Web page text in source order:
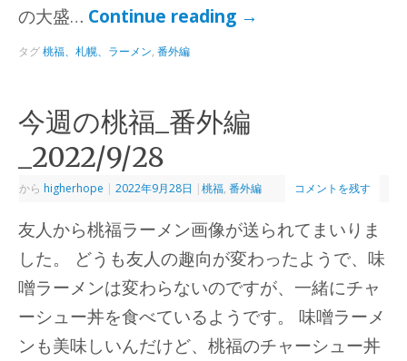
の大盛… Continue reading →
タグ桃福、札幌、ラーメン,番外編
今週の桃福_番外編
_2022/9/28
から higherhope | 2022年9月28日 |桃福,番外編 コメントを残す
友人から桃福ラーメン画像が送られてまいりま
した。 どうも友人の趣向が変わったようで、味
噌ラーメンは変わらないのですが、一緒にチャ
ーシュー丼を食べているようです。 味噌ラーメ
ンも美味しいんだけど、桃福のチャーシュー丼